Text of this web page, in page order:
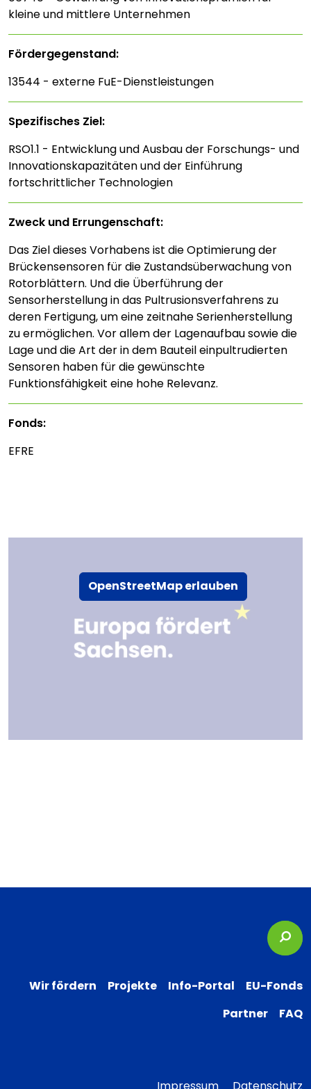
OpenStreetMap erlauben
kleine und mittlere Unternehmen
Fördergegenstand:
13544 - externe FuE-Dienstleistungen
Spezifisches Ziel:
RSO1.1 - Entwicklung und Ausbau der Forschungs- und
Innovationskapazitäten und der Einführung
fortschrittlicher Technologien
Zweck und Errungenschaft:
Das Ziel dieses Vorhabens ist die Optimierung der
Brückensensoren für die Zustandsüberwachung von
Rotorblättern. Und die Überführung der
Sensorherstellung in das Pultrusionsverfahrens zu
deren Fertigung, um eine zeitnahe Serienherstellung
zu ermöglichen. Vor allem der Lagenaufbau sowie die
Lage und die Art der in dem Bauteil einpultrudierten
Sensoren haben für die gewünschte
Funktionsfähigkeit eine hohe Relevanz.
Fonds:
EFRE
Wir fördern Projekte Info-Portal
EU-Fonds
Partner
FAQ